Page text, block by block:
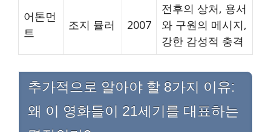
어톤먼
트
조지 뮬러 2007
전후의 상처, 용서
와 구원의 메시지,
강한 감성적 충격
추가적으로 알아야 할 8가지 이유:
왜 이 영화들이 21세기를 대표하는